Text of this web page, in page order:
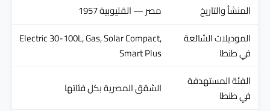
المنشأ والتاريخ
مصر — القليوبية 1957
الموديلات الشائعة
في طنطا
Electric 30-100L, Gas, Solar Compact,
Smart Plus
الفئة المستهدفة
في طنطا
الشقق المصرية بكل فئاتها